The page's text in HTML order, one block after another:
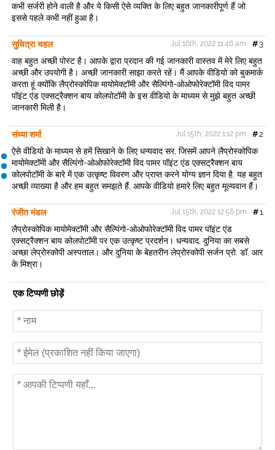
कभी सर्जरी होने वाली है और ये किसी ऐसे व्यक्ति के लिए बहुत जानकारीपूर्ण हैं जो
इससे पहले कभी नहीं हुआ है।
सुचित्रा चहल #3
Jul 16th, 2022 11:46 am
वाह बहुत अच्छी पोस्ट है। आपके द्वारा प्रदान की गई जानकारी वास्तव में मेरे लिए बहुत
अच्छी और उपयोगी है। अच्छी जानकारी साझा करते रहें। मैं आपके वीडियो को बुकमार्क
करता हूं क्योंकि लैप्रोस्कोपिक मायोमेक्टॉमी और सैल्पिंगो-ओओफोरेक्टॉमी विद पामर
पॉइंट एंड एक्सट्रैक्शन बाय कोलपोटॉमी के इस वीडियो के माध्यम से मुझे बहुत अच्छी
जानकारी मिली है।
संध्या शर्मा #2
Jul 15th, 2022 1:12 pm
ऐसे वीडियो के माध्यम से हमें सिखाने के लिए धन्यवाद सर, जिसमें आपने लैप्रोस्कोपिक
मायोमेक्टॉमी और सैल्पिंगो-ओओफोरेक्टॉमी विद पामर पॉइंट एंड एक्सट्रैक्शन बाय
कोलपोटॉमी के बारे में एक उत्कृष्ट विवरण और प्राप्त करने योग्य ज्ञान दिया है, यह बहुत
अच्छी व्याख्या है और हम बहुत समझते हैं, आपके वीडियो हमारे लिए बहुत मूल्यवान हैं।
रंजीत मंडल #1
Jul 15th, 2022 12:56 pm
लैप्रोस्कोपिक मायोमेक्टॉमी और सैल्पिंगो-ओओफोरेक्टॉमी विद पामर पॉइंट एंड
एक्सट्रैक्शन बाय कोलपोटॉमी पर एक उत्कृष्ट प्रदर्शन। धन्यवाद, दुनिया का सबसे
अच्छा लेप्रोस्कोपी अस्पताल। और दुनिया के बेहतरीन लेप्रोस्कोपी सर्जन प्रो. डॉ. आर
के मिश्रा।
एक टिप्पणी छोड़ें